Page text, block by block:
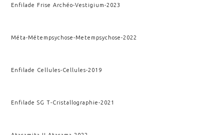
Enfilade Frise Archéo-Vestigium-2023
Méta-Métempsychose-Metempsychose-2022
Enfilade Cellules-Cellules-2019
Enfilade SG T-Cristallographie-2021